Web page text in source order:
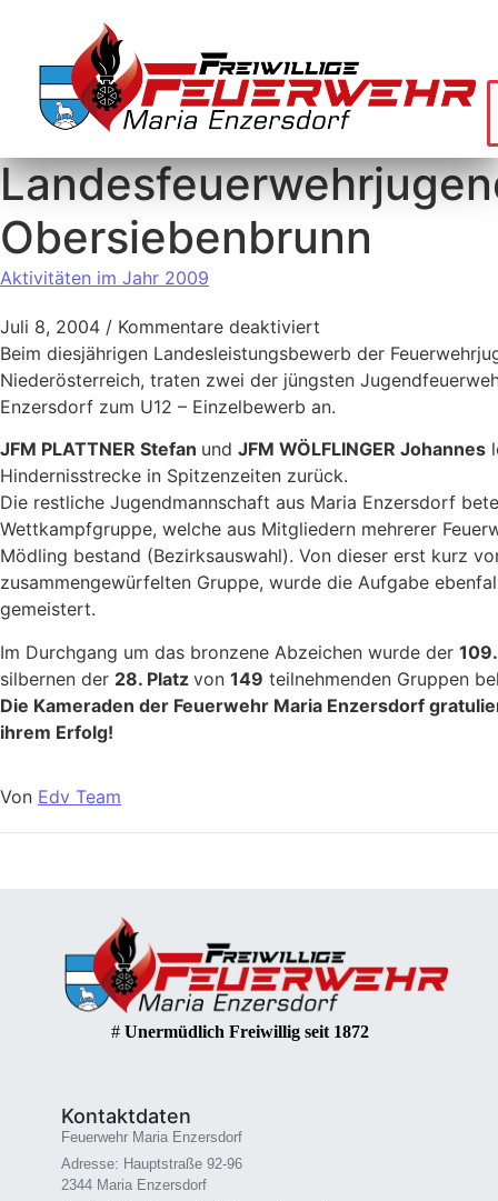
Obersiebenbrunn
Aktivitäten im Jahr 2009
Juli 8, 2004 / Kommentare deaktiviert
Beim diesjährigen Landesleistungsbewerb der
Niederösterreich, traten zwei der jüngsten
Enzersdorf zum U12 – Einzelbewerb an.
JFM PLATTNER Stefan und JFM WÖLFLINGER Johannes
Hindernisstrecke in Spitzenzeiten zurück.
Die restliche Jugendmannschaft aus Maria Enzersdorf
Wettkampfgruppe, welche aus Mitgliedern mehrerer
Mödling bestand (Bezirksauswahl). Von dieser erst kurz
zusammengewürfelten Gruppe, wurde die Aufgabe
gemeistert.
Im Durchgang um das bronzene Abzeichen wurde der
silbernen der 28. Platz von 149 teilnehmenden Gruppen
Die Kameraden der Feuerwehr Maria Enzersdorf
ihrem Erfolg!
Von Edv Team
# Unermüdlich Freiwillig seit 1872
Kontaktdaten
Feuerwehr Maria Enzersdorf
Adresse: Hauptstraße 92-96
2344 Maria Enzersdorf